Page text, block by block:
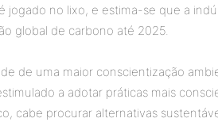
jogado no lixo, e estima-se que a
global de carbono até 2025.
de uma maior conscientização
a adotar práticas mais
cabe procurar alternativas